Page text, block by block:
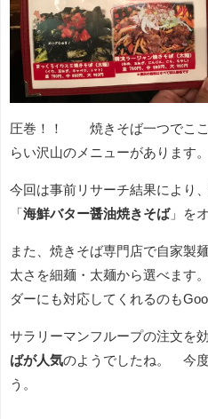
圧巻！！ 焼きそば一つでこ
らい沢山のメニューがあります。
今回は事前リサーチ結果により
「 海鮮バター醤油焼きそば」を
また、焼きそば専門店で自家製
太さを細麺・太麺から選べます
ダーにも対応してくれるのも
サラリーマンフループの注文を
ばが人気のようでしたね。 今
う。